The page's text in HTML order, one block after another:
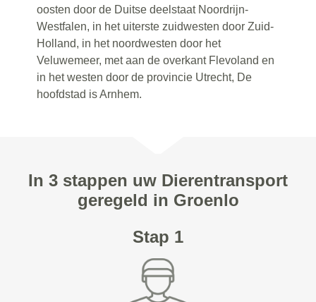
oosten door de Duitse deelstaat Noordrijn-
Westfalen, in het uiterste zuidwesten door Zuid-
Holland, in het noordwesten door het
Veluwemeer, met aan de overkant Flevoland en
in het westen door de provincie Utrecht, De
hoofdstad is Arnhem.
In 3 stappen uw Dierentransport
geregeld in Groenlo
Stap 1